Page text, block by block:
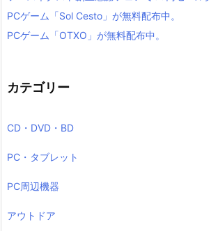
PCゲーム「Sol Cesto」が無料配布中。
PCゲーム「OTXO」が無料配布中。
カテゴリー
CD・DVD・BD
PC・タブレット
PC周辺機器
アウトドア